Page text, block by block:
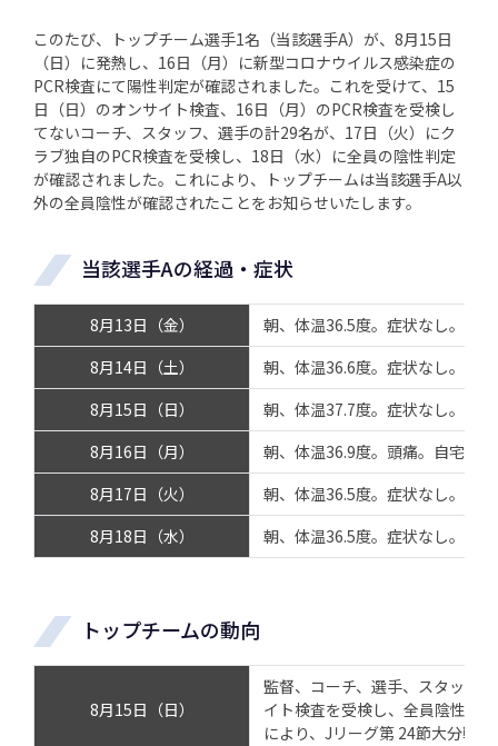
このたび、トップチーム選手1名（当該選手A）が、8月15日
（日）に発熱し、16日（月）に新型コロナウイルス感染症の
PCR検査にて陽性判定が確認されました。これを受けて、15
日（日）のオンサイト検査、16日（月）のPCR検査を受検し
てないコーチ、スタッフ、選手の計29名が、17日（火）にク
ラブ独自のPCR検査を受検し、18日（水）に全員の陰性判定
が確認されました。これにより、トップチームは当該選手A以
外の全員陰性が確認されたことをお知らせいたします。
当該選手Aの経過・症状
8月13日（金）
朝、体温36.5度。症状なし。チ
8月14日（土）
朝、体温36.6度。症状なし。チ
8月15日（日）
朝、体温37.7度。症状なし。自
8月16日（月）
朝、体温36.9度。頭痛。自宅待
8月17日（火）
朝、体温36.5度。症状なし。自
8月18日（水）
朝、体温36.5度。症状なし。自
トップチームの動向
8月15日（日）
監督、コーチ、選手、スタッフ
イト検査を受検し、全員陰性判
により、Jリーグ第 24節大分戦